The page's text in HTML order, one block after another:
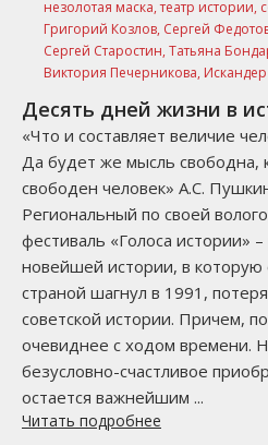
незолотая маска, театр истории,
Григорий Козлов, Сергей
Сергей Старостин, Татьяна
Виктория Печерникова,
Десять дней жизни в
«Что и составляет величие
Да будет же мысль свободна,
свободен человек» А.С.
Региональный по своей
фестиваль «Голоса истории»
новейшей истории, в которую
страной шагнул в 1991,
советской истории. Причем,
очевиднее с ходом времени.
безусловно-счастливое
остается важнейшим ...
Читать подробнее